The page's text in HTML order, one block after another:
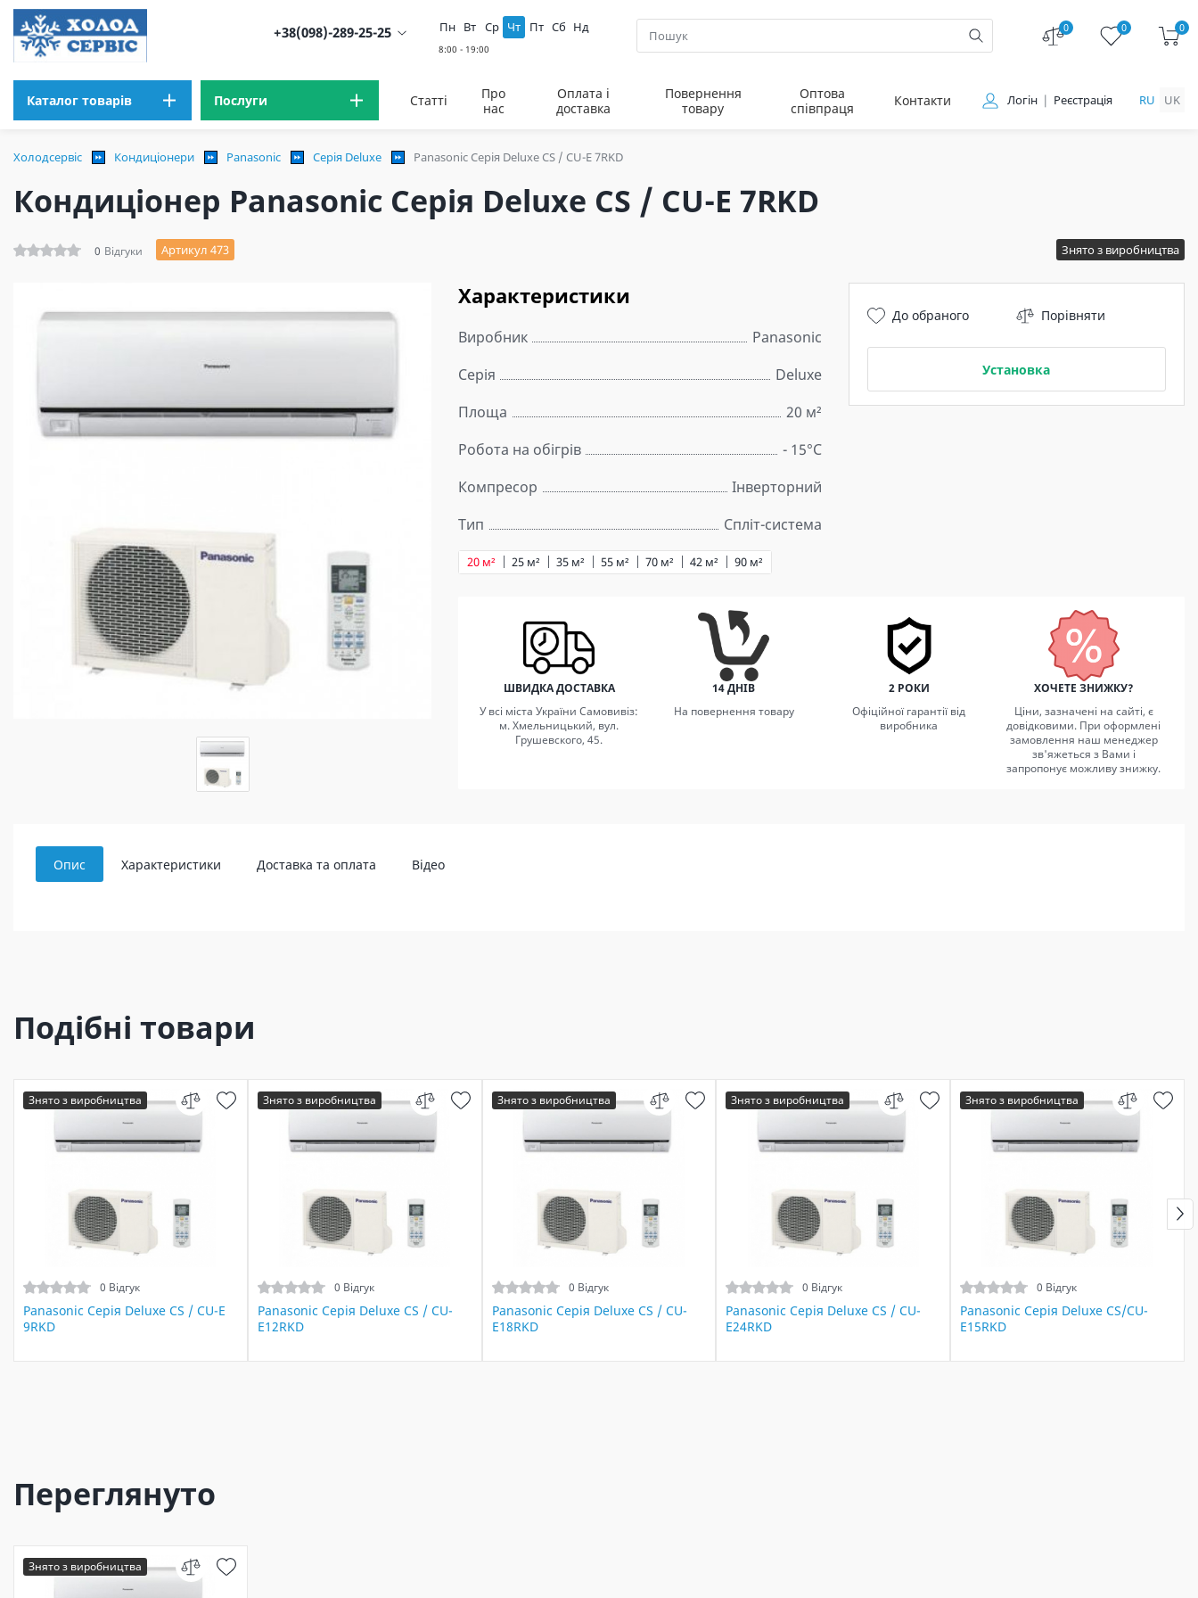
+38(098)-289-25-25 Пн Вт Ср Чт Пт Сб Нд 0 0 0
Каталог товарів Послуги Статті
Про
нас
Оплата і
доставка
Повернення
товару
Оптова
співпраця
Контакти Логін Реєстрація RU UK
Холодсервіс Кондиціонери Panasonic Серія Deluxe Panasonic Серія Deluxe CS / CU-E 7RKD
Кондиціонер Panasonic Серія Deluxe CS / CU-E 7RKD
0 Відгуки Артикул 473 Знято з виробництва
Характеристики
Виробник
Panasonic
Серія
Deluxe
Площа
20 м²
Робота на обігрів
- 15°C
Компресор
Інверторний
Тип
Спліт-система
20 м² 25 м² 35 м² 55 м² 70 м² 42 м² 90 м²
До обраного Порівняти
Установка
ШВИДКА ДОСТАВКА
У всі міста України Самовивіз:
м. Хмельницький, вул.
Грушевского, 45.
14 ДНІВ
На повернення товару
2 РОКИ
Офіційної гарантії від
виробника
ХОЧЕТЕ ЗНИЖКУ?
Ціни, зазначені на сайті, є
довідковими. При оформлені
замовлення наш менеджер
зв'яжеться з Вами і
запропонує можливу знижку.
Опис Характеристики Доставка та оплата Відео
Подібні товари
Знято з виробництва
0 Відгук
Panasonic Серія Deluxe CS / CU-E
9RKD
Знято з виробництва
0 Відгук
Panasonic Серія Deluxe CS / CU-
E12RKD
Знято з виробництва
0 Відгук
Panasonic Серія Deluxe CS / CU-
E18RKD
Знято з виробництва
0 Відгук
Panasonic Серія Deluxe CS / CU-
E24RKD
Знято з виробництва
0 Відгук
Panasonic Серія Deluxe CS/CU-
E15RKD
Переглянуто
Знято з виробництва